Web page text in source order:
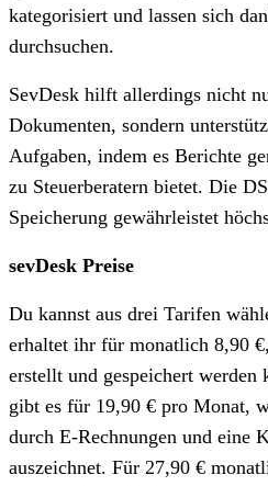
kategorisiert und lassen sich
durchsuchen.
SevDesk hilft allerdings nicht
Dokumenten, sondern
Aufgaben, indem es Berichte
zu Steuerberatern bietet. Die
Speicherung gewährleistet
sevDesk Preise
Du kannst aus drei Tarifen
erhaltet ihr für monatlich 8,90
erstellt und gespeichert werden
gibt es für 19,90 € pro Monat,
durch E-Rechnungen und eine
auszeichnet. Für 27,90 €